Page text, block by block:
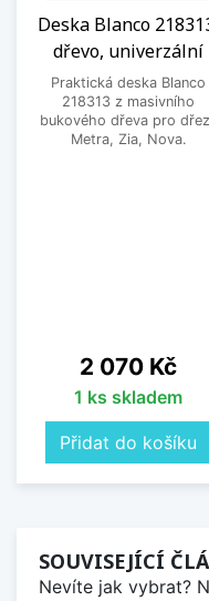
Deska Blanco
dřevo, univerzální
Praktická deska Blanco
218313 z masivního
bukového dřeva pro
Metra, Zia, Nova.
Cena
2 070 Kč
1 ks skladem
Přidat do košíku
SOUVISEJÍCÍ
Nevíte jak vybrat?